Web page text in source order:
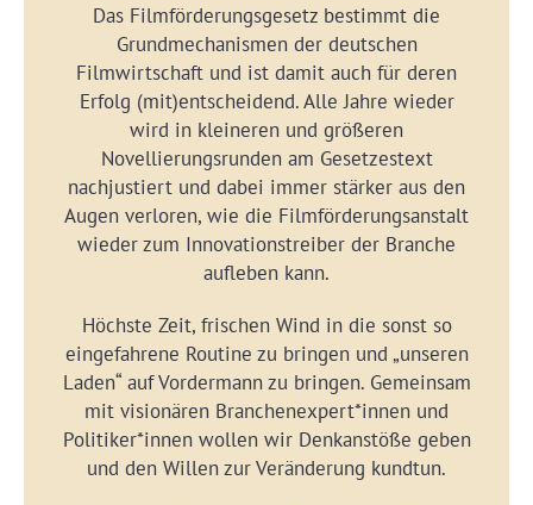
Das Filmförderungsgesetz bestimmt die
Grundmechanismen der deutschen
Filmwirtschaft und ist damit auch für deren
Erfolg (mit)entscheidend. Alle Jahre wieder
wird in kleineren und größeren
Novellierungsrunden am Gesetzestext
nachjustiert und dabei immer stärker aus den
Augen verloren, wie die Filmförderungsanstalt
wieder zum Innovationstreiber der Branche
aufleben kann.
Höchste Zeit, frischen Wind in die sonst so
eingefahrene Routine zu bringen und „unseren
Laden“ auf Vordermann zu bringen. Gemeinsam
mit visionären Branchenexpert*innen und
Politiker*innen wollen wir Denkanstöße geben
und den Willen zur Veränderung kundtun.